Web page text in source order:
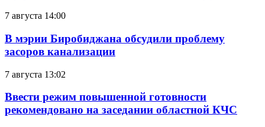
7 августа 14:00
В мэрии Биробиджана обсудили проблему
засоров канализации
7 августа 13:02
Ввести режим повышенной готовности
рекомендовано на заседании областной КЧС